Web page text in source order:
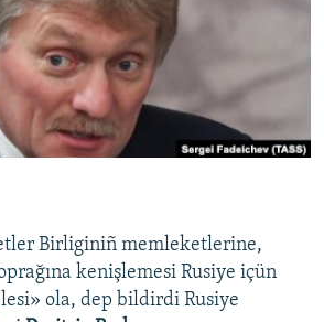
Birliginiñ memleketlerine,
kenişlemesi Rusiye içün
ola, dep bildirdi Rusiye